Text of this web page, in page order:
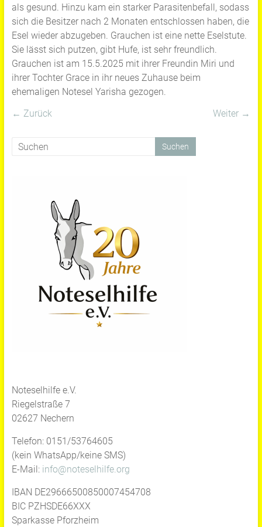
als gesund. Hinzu kam ein starker Parasitenbefall, sodass
sich die Besitzer nach 2 Monaten entschlossen haben, die
Esel wieder abzugeben. Grauchen ist eine nette Eselstute.
Sie lässt sich putzen, gibt Hufe, ist sehr freundlich.
Grauchen ist am 15.5.2025 mit ihrer Freundin Miri und
ihrer Tochter Grace in ihr neues Zuhause beim
ehemaligen Notesel Yarisha gezogen.
← Zurück
Weiter →
Noteselhilfe e.V.
Riegelstraße 7
02627 Nechern
Telefon: 0151/53764605
(kein WhatsApp/keine SMS)
E-Mail: info@noteselhilfe.org
IBAN DE29666500850007454708
BIC PZHSDE66XXX
Sparkasse Pforzheim